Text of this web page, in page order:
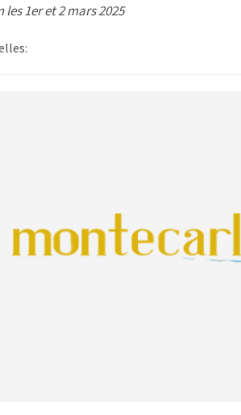
1er et 2 mars 2025